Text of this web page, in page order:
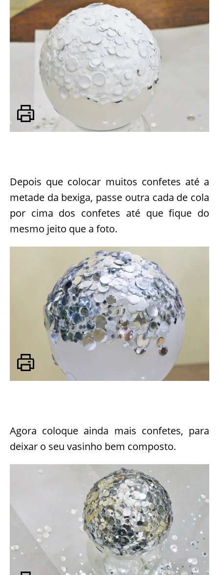
Depois que colocar muitos confetes até a
metade da bexiga, passe outra cada de cola
por cima dos confetes até que fique do
mesmo jeito que a foto.
Agora coloque ainda mais confetes, para
deixar o seu vasinho bem composto.